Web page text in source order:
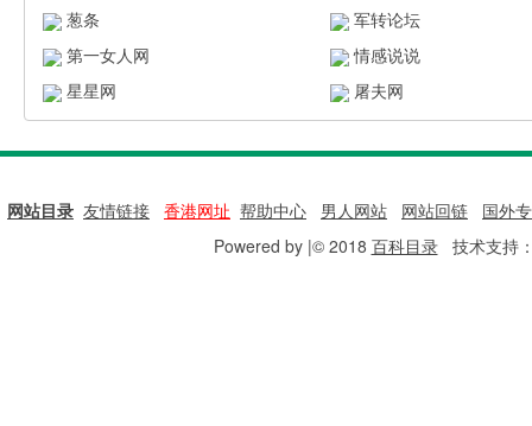
葱条
军转论坛
第一女人网
情感说说
星星网
屠夫网
网站目录 友情链接 香港网址 帮助中心 男人网站 网站回链
国外
Powered by |© 2018 百科目录技术支持